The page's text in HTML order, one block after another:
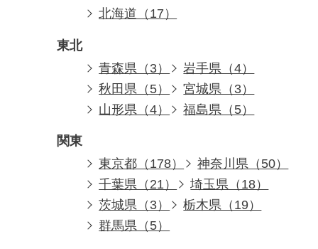
北海道（17）
東北
青森県（3）
岩手県（4）
秋田県（5）
宮城県（3）
山形県（4）
福島県（5）
関東
東京都（178）
神奈川県（50）
千葉県（21）
埼玉県（18）
茨城県（3）
栃木県（19）
群馬県（5）